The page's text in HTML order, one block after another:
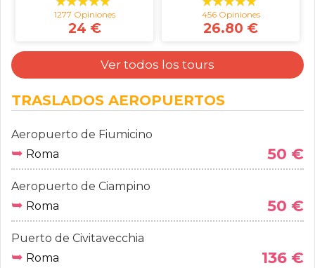
1277 Opiniones
24 €
456 Opiniones
26.80 €
Ver todos los tours
TRASLADOS AEROPUERTOS
Aeropuerto de Fiumicino
➥ Roma 50 €
Aeropuerto de Ciampino
➥ Roma 50 €
Puerto de Civitavecchia
➥ Roma 136 €